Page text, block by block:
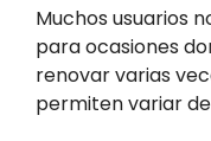
Muchos usuarios
para ocasiones
renovar varias
permiten variar